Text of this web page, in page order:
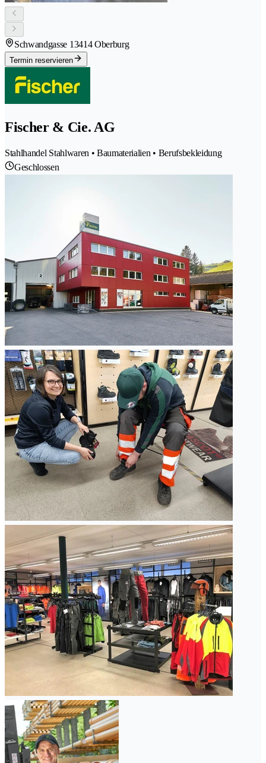
Schwandgasse 13414 Oberburg
Termin reservieren
Fischer & Cie. AG
Stahlhandel Stahlwaren • Baumaterialien • Berufsbekleidung
Geschlossen